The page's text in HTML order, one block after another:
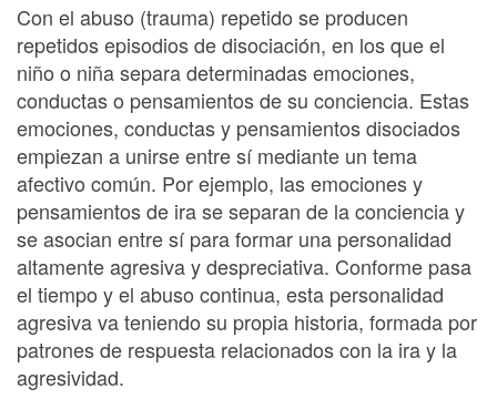
Con el abuso (trauma) repetido se producen
repetidos episodios de disociación, en los que el
niño o niña separa determinadas emociones,
conductas o pensamientos de su conciencia. Estas
emociones, conductas y pensamientos disociados
empiezan a unirse entre sí mediante un tema
afectivo común. Por ejemplo, las emociones y
pensamientos de ira se separan de la conciencia y
se asocian entre sí para formar una personalidad
altamente agresiva y despreciativa. Conforme pasa
el tiempo y el abuso continua, esta personalidad
agresiva va teniendo su propia historia, formada por
patrones de respuesta relacionados con la ira y la
agresividad.